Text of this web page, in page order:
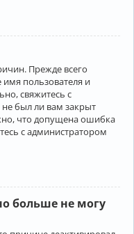
Прежде всего
имя пользователя и
свяжитесь с
был ли вам закрыт
что допущена ошибка
с администратором
больше не могу